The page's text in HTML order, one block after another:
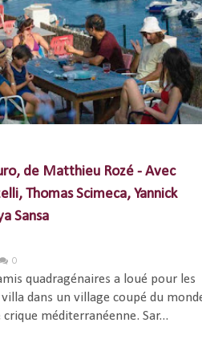
de Matthieu Rozé - Avec
Thomas Scimeca, Yannick
Sansa
0
quadragénaires a loué pour les
dans un village coupé du
crique méditerranéenne. Sar...